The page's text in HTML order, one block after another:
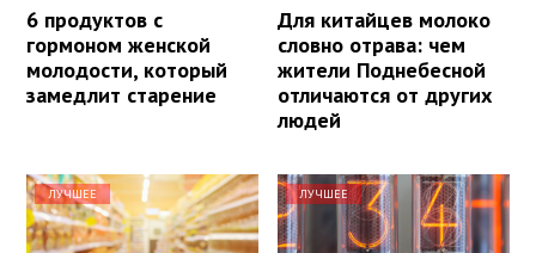
6 продуктов с
гормоном женской
молодости, который
замедлит старение
Для китайцев молоко
словно отрава: чем
жители Поднебесной
отличаются от других
людей
ЛУЧШЕЕ ЛУЧШЕЕ